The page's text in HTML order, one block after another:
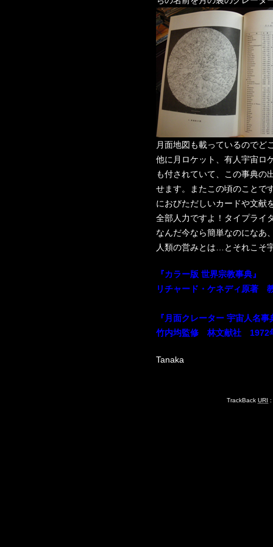
月面地図も載っているのでど
他に月ロケット、有人宇宙ロ
も付されていて、この事典の
せます。またこの頃のことで
におびただしいカードや文献
全部人力ですよ！タイプライ
なんだ今なら簡単なのになあ
人類の営みとは…とそれこそ
『カラー版 世界宗教事典』
リチャード・ケネディ原
『月面クレーター 宇宙人名
竹内均監修 林文献社
Tanaka
TrackBack URI :